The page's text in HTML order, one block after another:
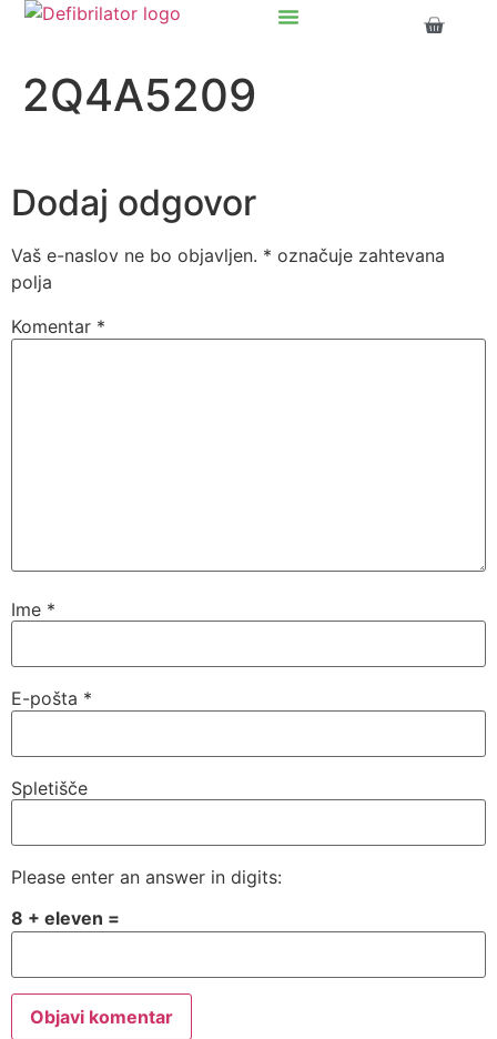
content
2Q4A5209
Dodaj odgovor
Vaš e-naslov ne bo objavljen. * označuje zahtevana
polja
Komentar *
Ime *
E-pošta *
Spletišče
Please enter an answer in digits:
8 + eleven =